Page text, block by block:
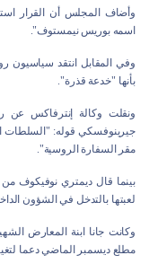
وأضاف المجلس أن القرار
اسمه بوريس نيمستوف".
وفي المقابل انتقد سياسيون
بأنها "خدعة قذرة".
ونقلت وكالة إنترفاكس عن
جيرينوفسكي قوله: "السلطات
مقر السفارة الروسية".
بينما قال ديمتري نوفيكوف
لعبتها بالتدخل في الشؤون
وكانت جانا ابنة المعارض
مطلع ديسمبر الماضي دعما